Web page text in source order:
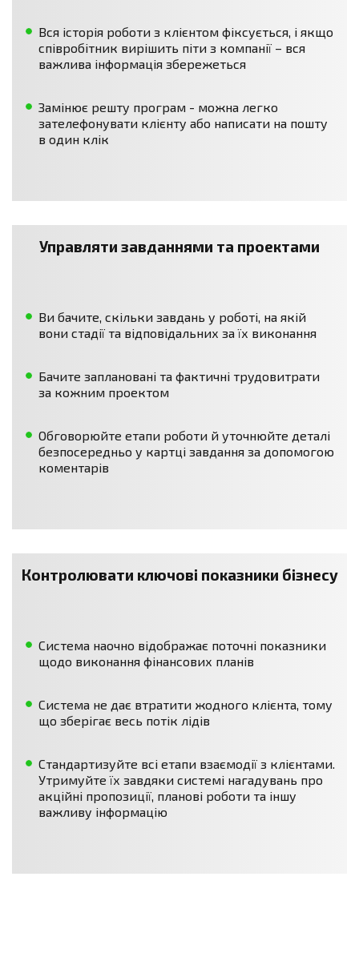
Вся історія роботи з клієнтом фіксується, і якщо
співробітник вирішить піти з компанії – вся
важлива інформація збережеться
Замінює решту програм - можна легко
зателефонувати клієнту або написати на пошту
в один клік
Управляти завданнями та проектами
Ви бачите, скільки завдань у роботі, на якій
вони стадії та відповідальних за їх виконання
Бачите заплановані та фактичні трудовитрати
за кожним проектом
Обговорюйте етапи роботи й уточнюйте деталі
безпосередньо у картці завдання за допомогою
коментарів
Контролювати ключові показники бізнесу
Система наочно відображає поточні показники
щодо виконання фінансових планів
Система не дає втратити жодного клієнта, тому
що зберігає весь потік лідів
Стандартизуйте всі етапи взаємодії з клієнтами.
Утримуйте їх завдяки системі нагадувань про
акційні пропозиції, планові роботи та іншу
важливу інформацію